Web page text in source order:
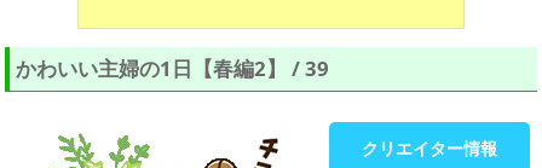
かわいい主婦の1日【春編2】 / 39
クリエイター情報